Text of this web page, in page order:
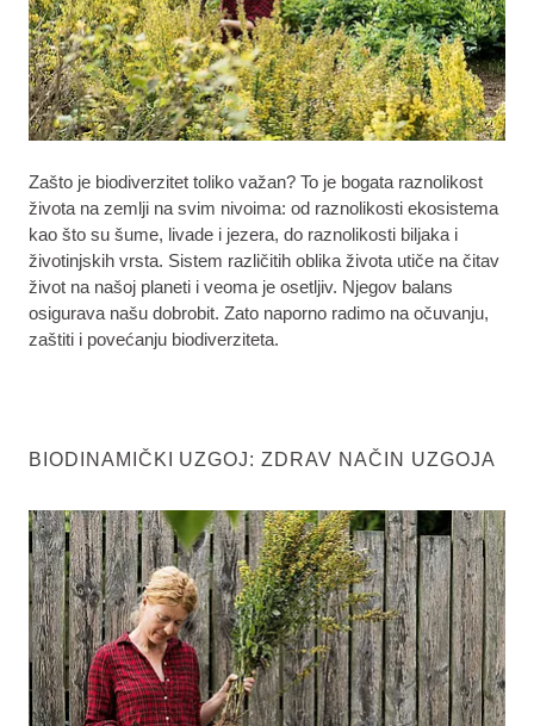
Zašto je biodiverzitet toliko važan? To je bogata raznolikost
života na zemlji na svim nivoima: od raznolikosti ekosistema
kao što su šume, livade i jezera, do raznolikosti biljaka i
životinjskih vrsta. Sistem različitih oblika života utiče na čitav
život na našoj planeti i veoma je osetljiv. Njegov balans
osigurava našu dobrobit. Zato naporno radimo na očuvanju,
zaštiti i povećanju biodiverziteta.
BIODINAMIČKI UZGOJ: ZDRAV NAČIN UZGOJA